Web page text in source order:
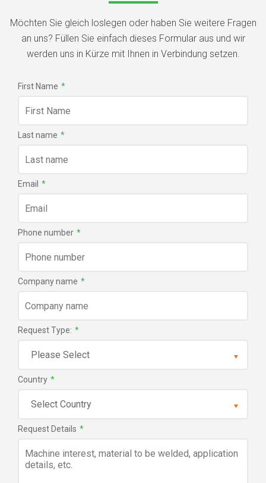
Möchten Sie gleich loslegen oder haben Sie weitere Fragen
an uns? Füllen Sie einfach dieses Formular aus und wir
werden uns in Kürze mit Ihnen in Verbindung setzen.
First Name *
Last name *
Email *
Phone number *
Company name *
Request Type: *
Country *
Request Details *